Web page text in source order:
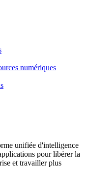
numériques
unifiée d'intelligence
pour libérer la
et travailler plus